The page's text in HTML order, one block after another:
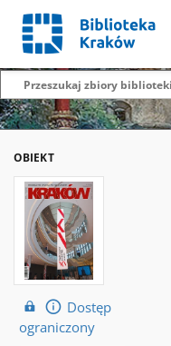
OBIEKT
Dostęp
ograniczony